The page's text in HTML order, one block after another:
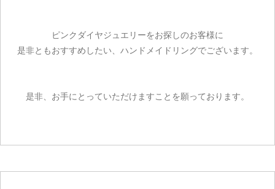
ピンクダイヤジュエリーをお探しのお客様に
是非ともおすすめしたい、ハンドメイドリングでございます。
是非、お手にとっていただけますことを願っております。